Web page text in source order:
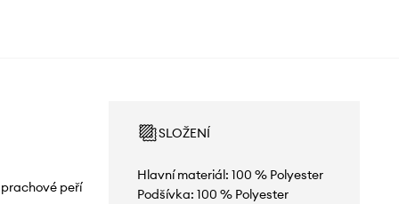
prachové peří
SLOŽENÍ
Hlavní materiál: 100 % Polyester
Podšívka: 100 % Polyester